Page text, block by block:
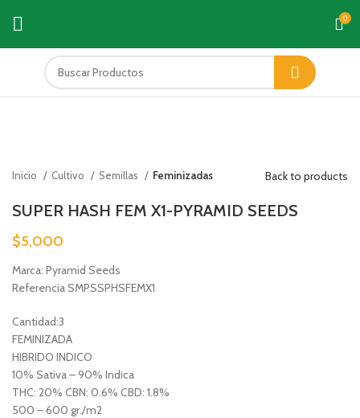
0
Inicio Cultivo Semillas Feminizadas Back to products
SUPER HASH FEM X1-PYRAMID SEEDS
$5,000
Marca: Pyramid Seeds
Referencia SMPSSPHSFEMX1
Cantidad:3
FEMINIZADA
HIBRIDO INDICO
10% Sativa – 90% Indica
THC: 20% CBN: 0.6% CBD: 1.8%
500 – 600 gr./m2